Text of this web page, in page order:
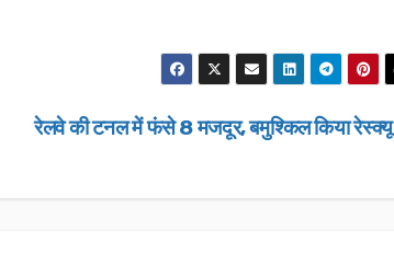
रेलवे की टनल में फंसे 8 मजदूर, बमुश्किल किया रेस्क्यू
उत्तराखण्ड
लंबित राजस्व वादों पर
डीएम सख्त, एक साल पुराने
मामलों के शीघ्र निस्तारण
उत्तराखण्ड
जन–जन